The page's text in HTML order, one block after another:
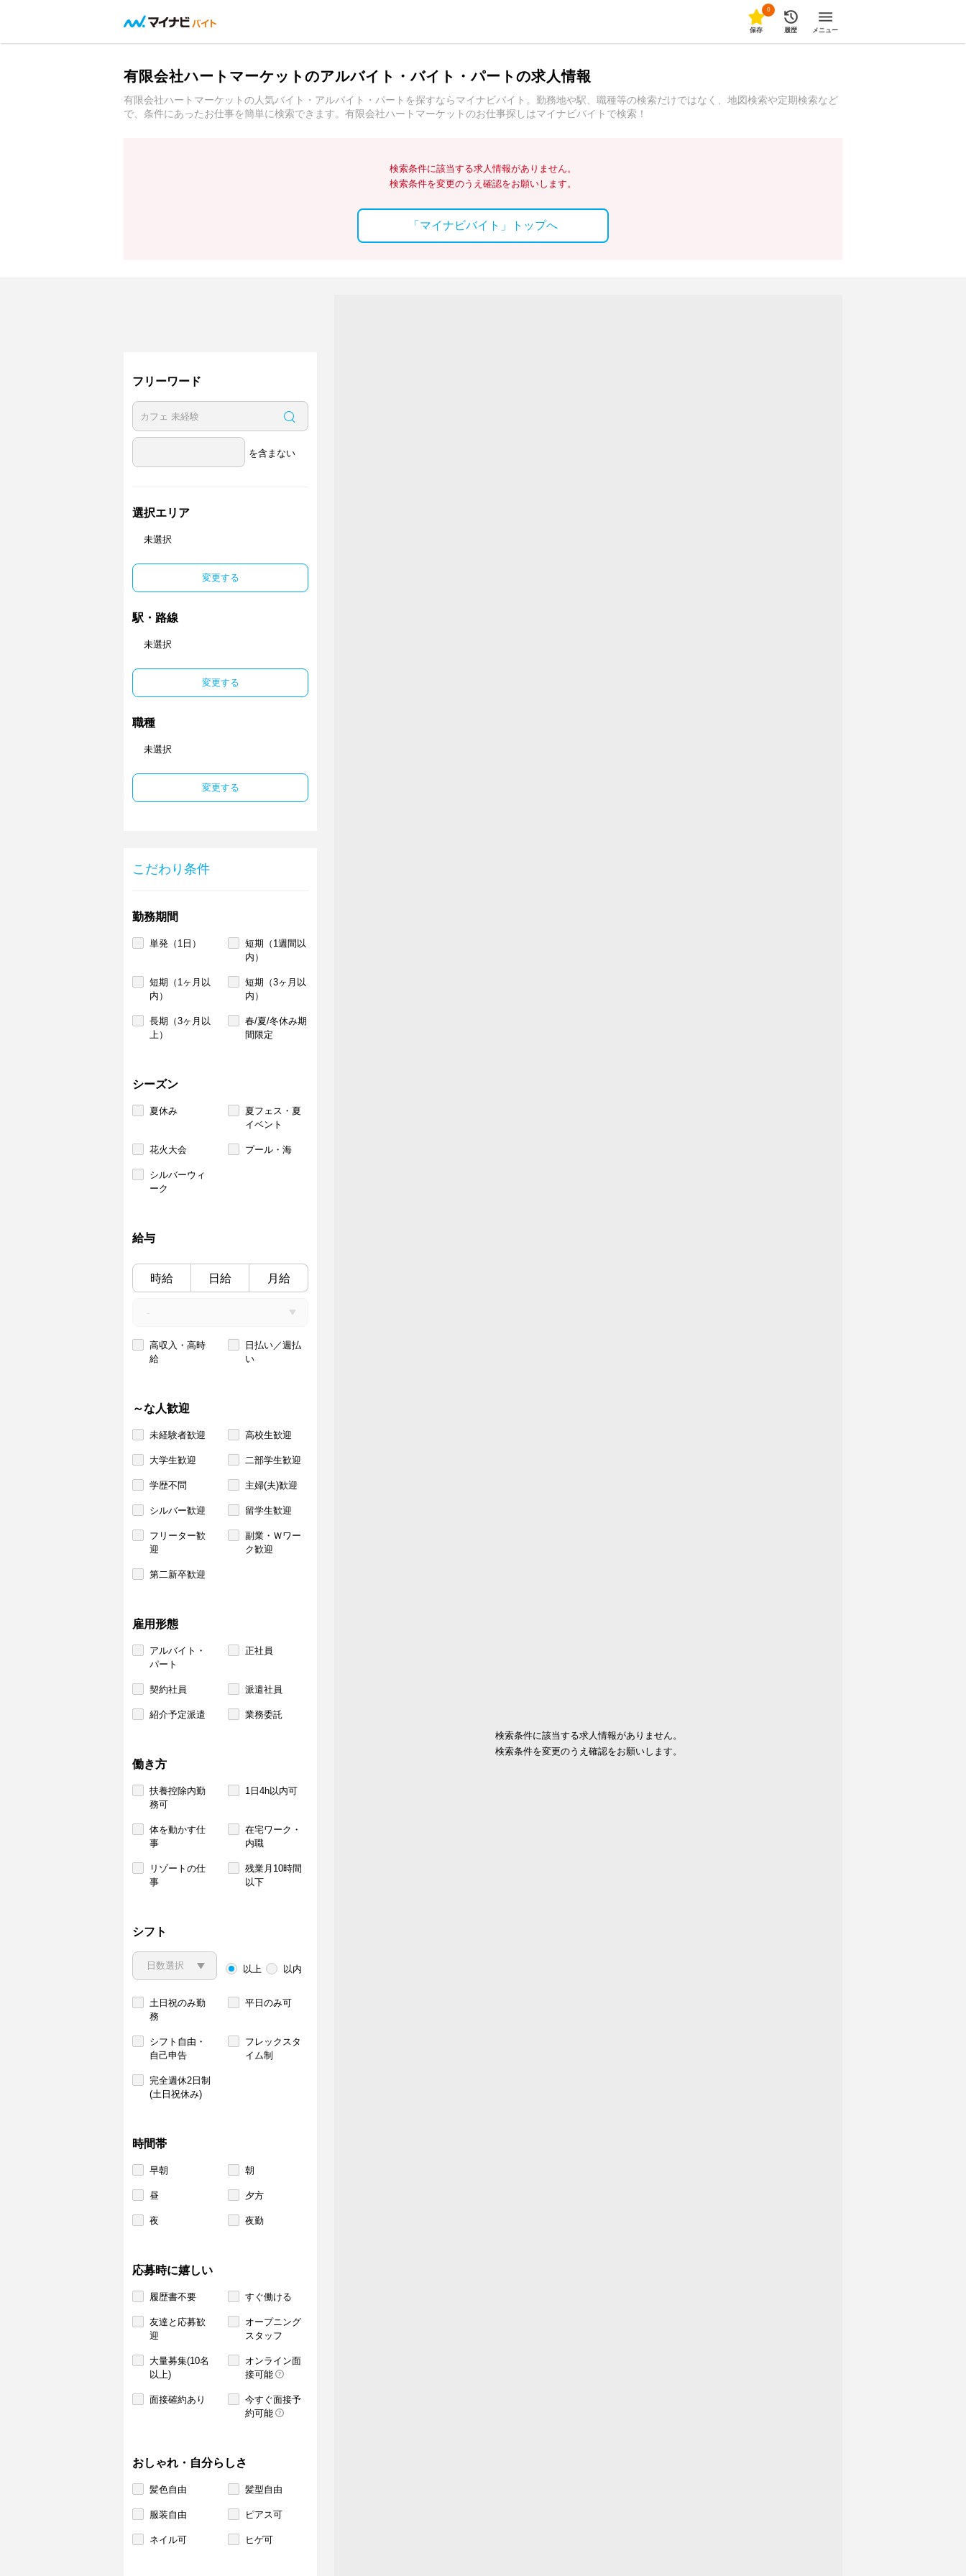
0
保存 履歴 メニュー
有限会社ハートマーケットのアルバイト・バイト・パートの求人情報
有限会社ハートマーケットの人気バイト・アルバイト・パートを探すならマイナビバイト。勤務地や駅、職種等の検索だけではなく、地図検索や定期検索など
で、条件にあったお仕事を簡単に検索できます。有限会社ハートマーケットのお仕事探しはマイナビバイトで検索！
検索条件に該当する求人情報がありません。
検索条件を変更のうえ確認をお願いします。
「マイナビバイト」トップへ
フリーワード
を含まない
選択エリア
未選択
変更する
駅・路線
未選択
変更する
職種
未選択
変更する
こだわり条件
勤務期間
単発（1日）
短期（1週間以
内）
短期（1ヶ月以
内）
短期（3ヶ月以
内）
長期（3ヶ月以
上）
春/夏/冬休み期
間限定
シーズン
夏休み
夏フェス・夏
イベント
花火大会 プール・海
シルバーウィ
ーク
給与
時給 日給 月給
高収入・高時
給
日払い／週払
い
～な人歓迎
未経験者歓迎 高校生歓迎
大学生歓迎 二部学生歓迎
学歴不問 主婦(夫)歓迎
シルバー歓迎 留学生歓迎
フリーター歓
迎
副業・Ｗワー
ク歓迎
第二新卒歓迎
雇用形態
アルバイト・
パート
正社員
契約社員 派遣社員
紹介予定派遣 業務委託
働き方
扶養控除内勤
務可
1日4h以内可
体を動かす仕
事
在宅ワーク・
内職
リゾートの仕
事
残業月10時間
以下
シフト
以上 以内
土日祝のみ勤
務
平日のみ可
シフト自由・
自己申告
フレックスタ
イム制
完全週休2日制
(土日祝休み)
時間帯
早朝 朝
昼 夕方
夜 夜勤
応募時に嬉しい
履歴書不要 すぐ働ける
友達と応募歓
迎
オープニング
スタッフ
大量募集(10名
以上)
オンライン面
接可能
面接確約あり
今すぐ面接予
約可能
おしゃれ・自分らしさ
髪色自由 髪型自由
服装自由 ピアス可
ネイル可 ヒゲ可
検索条件に該当する求人情報がありません。
検索条件を変更のうえ確認をお願いします。